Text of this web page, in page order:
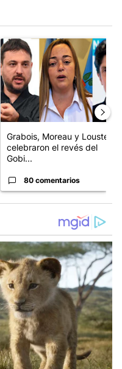
"Di Tullio impugnó a
Un artículo de tendencia con
Grabois, Moreau y Lousteau
celebraron el revés del
Gobi...
80 comentarios